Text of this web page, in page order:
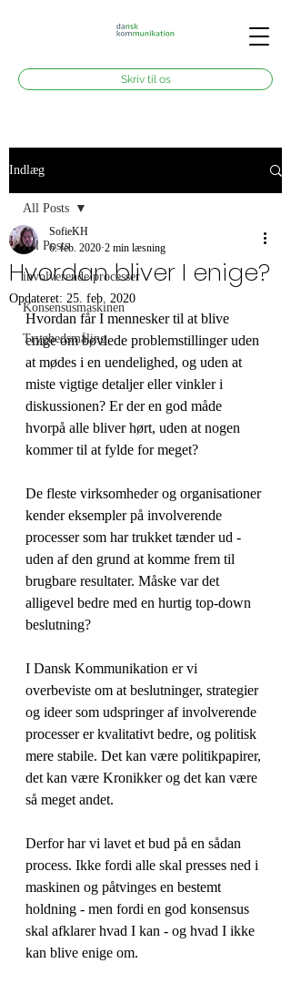
Skriv til os
Indlæg
All Posts
involverende processer
Konsensusmaskinen
Tryghedsmåling
All Posts
Hvordan bliver I enige?
SofieKH
6. feb. 2020 2 min læsning
Opdateret: 25. feb. 2020
Hvordan får I mennesker til at blive
enige om bøvlede problemstillinger uden
at mødes i en uendelighed, og uden at
miste vigtige detaljer eller vinkler i
diskussionen? Er der en god måde
hvorpå alle bliver hørt, uden at nogen
kommer til at fylde for meget?
De fleste virksomheder og organisationer
kender eksempler på involverende
processer som har trukket tænder ud -
uden af den grund at komme frem til
brugbare resultater. Måske var det
alligevel bedre med en hurtig top-down
beslutning?
I Dansk Kommunikation er vi
overbeviste om at beslutninger, strategier
og ideer som udspringer af involverende
processer er kvalitativt bedre, og politisk
mere stabile. Det kan være politikpapirer,
det kan være Kronikker og det kan være
så meget andet.
Derfor har vi lavet et bud på en sådan
process. Ikke fordi alle skal presses ned i
maskinen og påtvinges en bestemt
holdning - men fordi en god konsensus
skal afklarer hvad I kan - og hvad I ikke
kan blive enige om.